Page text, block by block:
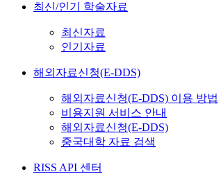
최신/인기 학술자료
최신자료
인기자료
해외자료신청(E-DDS)
해외자료신청(E-DDS) 이용 방법
비용지원 서비스 안내
해외자료신청(E-DDS)
중국대학 자료 검색
RISS API 센터